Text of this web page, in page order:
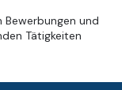
und
Tätigkeiten